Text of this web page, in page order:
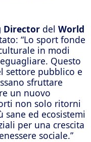
Director del World
“Lo sport fonde
in modi
Questo
settore pubblico e
sfruttare
un nuovo
non solo ritorni
sane ed ecosistemi
per una crescita
sociale.”